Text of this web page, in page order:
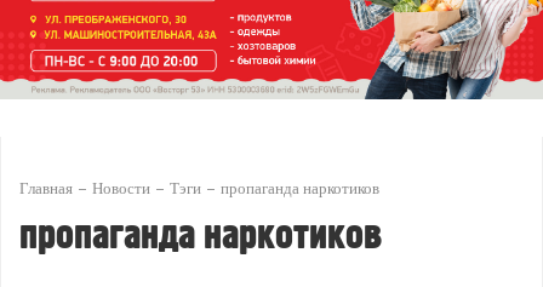
Главная Новости Тэги пропаганда наркотиков
пропаганда наркотиков